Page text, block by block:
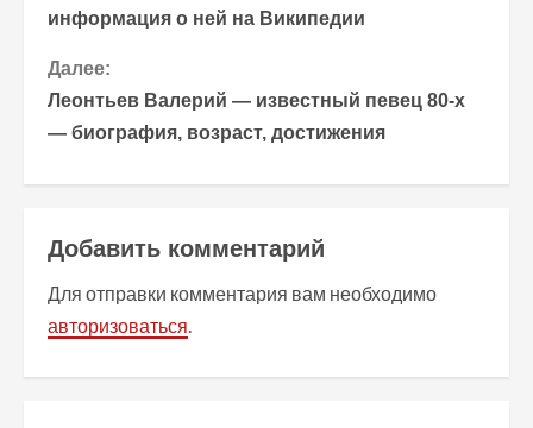
о
д
о
л
и
т
ь
информация о ней на Википедии
Далее:
Леонтьев Валерий — известный певец 80-х
— биография, возраст, достижения
Добавить комментарий
Для отправки комментария вам необходимо
авторизоваться.